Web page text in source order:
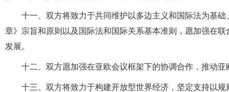
十一、双方将致力于共同维护以多边主义和国际法为基
章》宗旨和原则以及国际法和国际关系基本准则，愿加强在
发展。
十二、双方愿加强在亚欧会议框架下的协调合作，推动
十三、双方将致力于构建开放型世界经济，坚定支持以